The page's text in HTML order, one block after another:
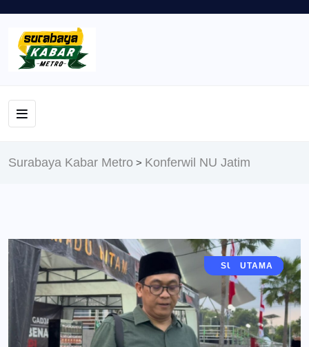
Surabaya Kabar Metro > Konferwil NU Jatim
BERITA
EKONOMI
JAWA TIMUR
SURABAYA
UTAMA